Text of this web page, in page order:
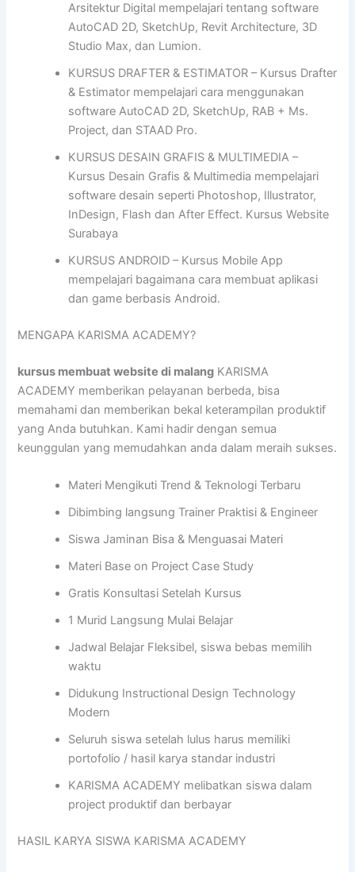
Arsitektur Digital mempelajari tentang software
AutoCAD 2D, SketchUp, Revit Architecture, 3D
Studio Max, dan Lumion.
KURSUS DRAFTER & ESTIMATOR – Kursus Drafter
& Estimator mempelajari cara menggunakan
software AutoCAD 2D, SketchUp, RAB + Ms.
Project, dan STAAD Pro.
KURSUS DESAIN GRAFIS & MULTIMEDIA –
Kursus Desain Grafis & Multimedia mempelajari
software desain seperti Photoshop, Illustrator,
InDesign, Flash dan After Effect. Kursus Website
Surabaya
KURSUS ANDROID – Kursus Mobile App
mempelajari bagaimana cara membuat aplikasi
dan game berbasis Android.
MENGAPA KARISMA ACADEMY?
kursus membuat website di malang KARISMA
ACADEMY memberikan pelayanan berbeda, bisa
memahami dan memberikan bekal keterampilan produktif
yang Anda butuhkan. Kami hadir dengan semua
keunggulan yang memudahkan anda dalam meraih sukses.
Materi Mengikuti Trend & Teknologi Terbaru
Dibimbing langsung Trainer Praktisi & Engineer
Siswa Jaminan Bisa & Menguasai Materi
Materi Base on Project Case Study
Gratis Konsultasi Setelah Kursus
1 Murid Langsung Mulai Belajar
Jadwal Belajar Fleksibel, siswa bebas memilih
waktu
Didukung Instructional Design Technology
Modern
Seluruh siswa setelah lulus harus memiliki
portofolio / hasil karya standar industri
KARISMA ACADEMY melibatkan siswa dalam
project produktif dan berbayar
HASIL KARYA SISWA KARISMA ACADEMY